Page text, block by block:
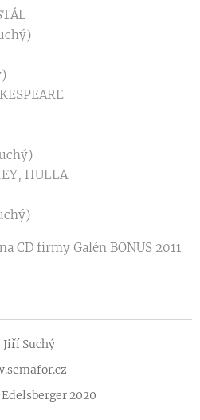
HULLA
CD firmy Galén BONUS 2011
Suchý
2020